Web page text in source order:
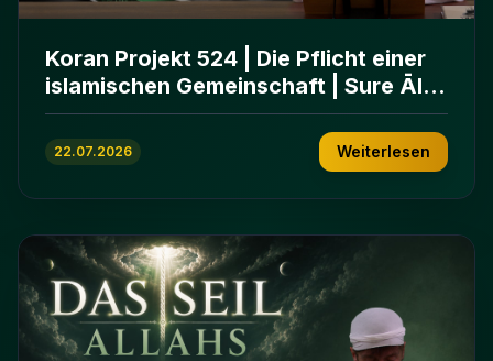
Koran Projekt 524 | Die Pflicht einer
islamischen Gemeinschaft | Sure Āl
ʿImrān 103-112
22.07.2026 Weiterlesen